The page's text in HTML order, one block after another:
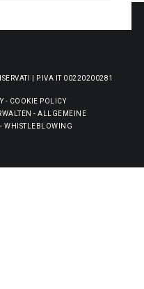
| P.IVA IT 00220200281
- COOKIE POLICY
-ALLGEMEINE
-WHISTLEBLOWING